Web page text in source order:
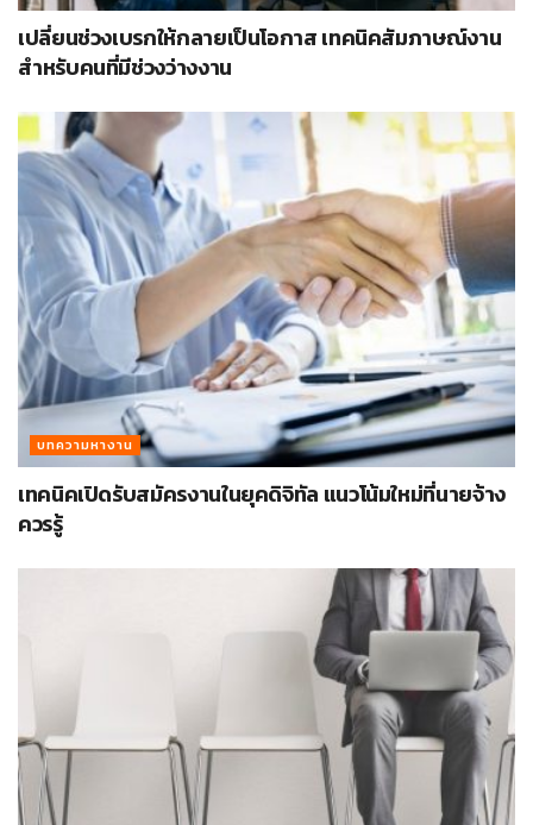
เปลี่ยนช่วงเบรกให้กลายเป็นโอกาส เทคนิคสัมภาษณ์งาน
สำหรับคนที่มีช่วงว่างงาน
บทความหางาน
เทคนิคเปิดรับสมัครงานในยุคดิจิทัล แนวโน้มใหม่ที่นายจ้าง
ควรรู้